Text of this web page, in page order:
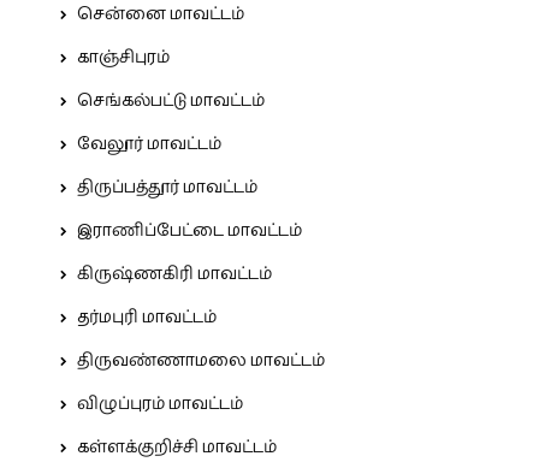
சென்னை மாவட்டம்
காஞ்சிபுரம்
செங்கல்பட்டு மாவட்டம்
வேலூர் மாவட்டம்
திருப்பத்தூர் மாவட்டம்
இராணிப்பேட்டை மாவட்டம்
கிருஷ்ணகிரி மாவட்டம்
தர்மபுரி மாவட்டம்
திருவண்ணாமலை மாவட்டம்
விழுப்புரம் மாவட்டம்
கள்ளக்குறிச்சி மாவட்டம்